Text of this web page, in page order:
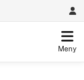
Meny